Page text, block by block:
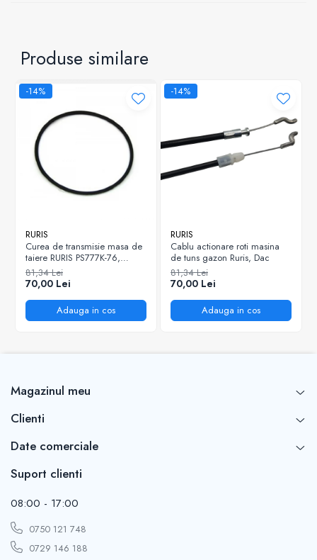
Produse similare
-14%
RURIS
Curea de transmisie masa de
taiere RURIS PS777K-76,
pentru motocositori Ruris DAC
777K
81,34 Lei
70,00 Lei
Adauga in cos
-14%
RURIS
Cablu actionare roti masina
de tuns gazon Ruris, Dac
81,34 Lei
70,00 Lei
Adauga in cos
Magazinul meu
Clienti
Date comerciale
Suport clienti
08:00 - 17:00
0750 121 748
0729 146 188